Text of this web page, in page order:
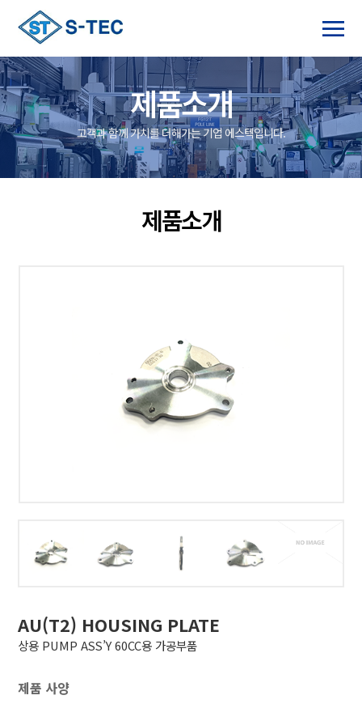
제품소개
고객과 함께 가치를 더해가는 기업 에스텍입니다.
제품소개
AU(T2) HOUSING PLATE
상용 PUMP ASS’Y 60CC용 가공부품
제품 사양